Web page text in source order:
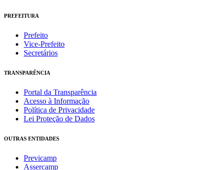
PREFEITURA
Prefeito
Vice-Prefeito
Secretários
TRANSPARÊNCIA
Portal da Transparência
Acesso à Informação
Política de Privacidade
Lei Proteção de Dados
OUTRAS ENTIDADES
Previcamp
Assercamp